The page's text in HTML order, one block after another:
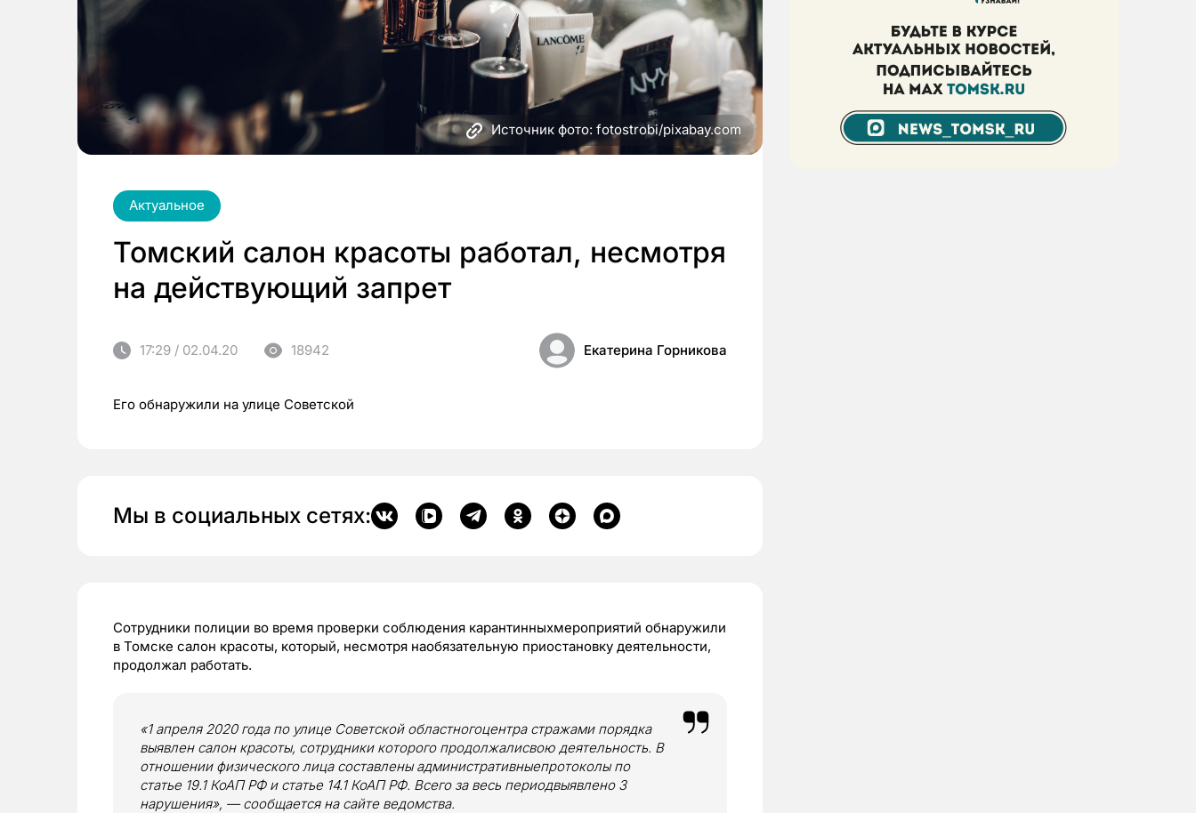
Источник фото: fotostrobi/pixabay.com
Актуальное
Томский салон красоты работал, несмотря
на действующий запрет
17:29 / 02.04.20 18942 Екатерина Горникова
Его обнаружили на улице Советской
Мы в социальных сетях:
Сотрудники полиции во время проверки соблюдения карантинныхмероприятий обнаружили
в Томске салон красоты, который, несмотря наобязательную приостановку деятельности,
продолжал работать.
«1 апреля 2020 года по улице Советской областногоцентра стражами порядка
выявлен салон красоты, сотрудники которого продолжалисвою деятельность. В
отношении физического лица составлены административныепротоколы по
статье 19.1 КоАП РФ и статье 14.1 КоАП РФ. Всего за весь периодвыявлено 3
нарушения», — сообщается на сайте ведомства.